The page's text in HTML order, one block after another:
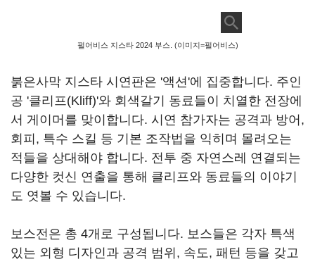
펄어비스 지스타 2024 부스. (이미지=펄어비스)
붉은사막 지스타 시연판은 '액션'에 집중합니다. 주인
공 '클리프(Kliff)'와 회색갈기 동료들이 치열한 전장에
서 게이머를 맞이합니다. 시연 참가자는 공격과 방어,
회피, 특수 스킬 등 기본 조작법을 익히며 몰려오는
적들을 상대해야 합니다. 전투 중 자연스레 연결되는
다양한 컷신 연출을 통해 클리프와 동료들의 이야기
도 엿볼 수 있습니다.
보스전은 총 4개로 구성됩니다. 보스들은 각자 특색
있는 외형 디자인과 공격 범위, 속도, 패턴 등을 갖고